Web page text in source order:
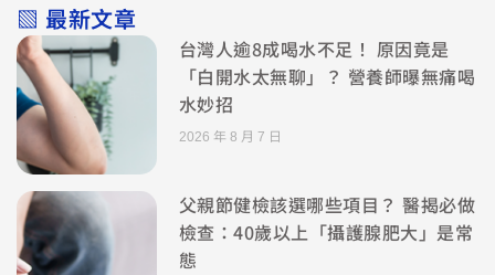
▧ 最新文章
台灣人逾8成喝水不足！ 原因竟是
「白開水太無聊」？ 營養師曝無痛喝
水妙招
2026 年 8 月 7 日
父親節健檢該選哪些項目？ 醫揭必做
檢查：40歲以上「攝護腺肥大」是常
態